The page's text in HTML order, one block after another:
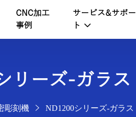
CNC加工
事例
サービス&サポー
ト
リーズ-ガラス
彫刻機 ND1200シリーズ-ガラス